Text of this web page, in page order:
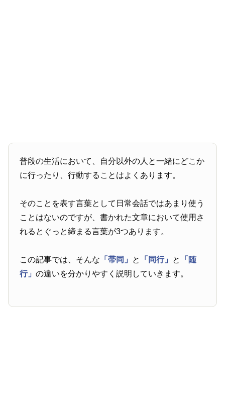
普段の生活において、自分以外の人と一緒にどこか
に行ったり、行動することはよくあります。
そのことを表す言葉として日常会話ではあまり使う
ことはないのですが、書かれた文章において使用さ
れるとぐっと締まる言葉が3つあります。
この記事では、そんな 「帯同」 と 「同行」 と
「随
行」の違いを分かりやすく説明していきます。